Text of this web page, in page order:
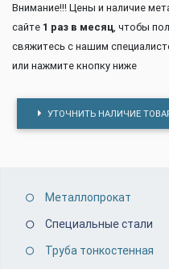
Внимание!!! Цены и наличие
сайте 1 раз в месяц, чтобы
свяжитесь с нашим
или нажмите кнопку ниже
УТОЧНИТЬ НАЛИЧИЕ
Металлопрокат
Специальные стали
Труба тонкостенная